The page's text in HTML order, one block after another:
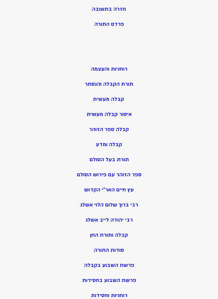
חזרה בתשובה
פרדס התורה
רוחניות והעצמה
תורת הקבלה והנסתר
קבלה מעשית
איסור קבלה מעשית
קבלה ספר הזוהר
קבלה ומדע
תורת בעל הסולם
ספר הזוהר עם פירוש הסולם
עץ חיים האר”י הקדוש
רבי ברוך שלום הלוי אשלג
רבי יהודה לייב אשלג
קבלה ותורת החן
סודות התורה
פרשת השבוע בקבלה
פרשת השבוע בחסידות
רוחניות וחסידות